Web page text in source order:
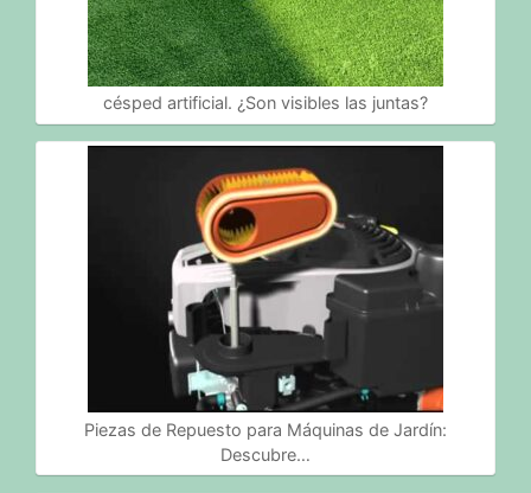
césped artificial. ¿Son visibles las juntas?
Piezas de Repuesto para Máquinas de Jardín:
Descubre…